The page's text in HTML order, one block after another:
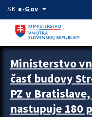
Preskocit na hlavný obsah
SK e-Govarrow_drop_down
Ministerstvo
časť budovy
PZ v
nastupuje 180